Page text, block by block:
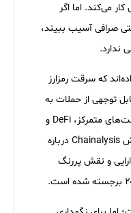
می‌کند. اما اگر
صرافی آسیب ببیند،
ندارد.
که سرقت رمزارز
توجهی از حملات به
ضعف در مدیریت کلید خصوصی، زیرساخت‌های متمرکز، DeFi و
مهندسی اجتماعی مربوط می‌شود. در گزارش Chainalysis درباره
و نقش پررنگ